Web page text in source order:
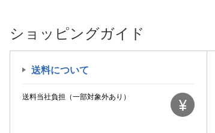
ショッピングガイド
送料について
送料当社負担（一部対象外あり）